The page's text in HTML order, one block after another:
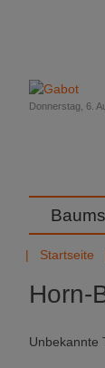
Donnerstag, 6.
Startseite
Horn-
Unbekannte